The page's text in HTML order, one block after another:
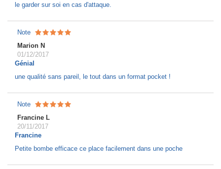
le garder sur soi en cas d'attaque.
Note
Marion N
01/12/2017
Génial
une qualité sans pareil, le tout dans un format pocket !
Note
Francine L
20/11/2017
Francine
Petite bombe efficace ce place facilement dans une poche